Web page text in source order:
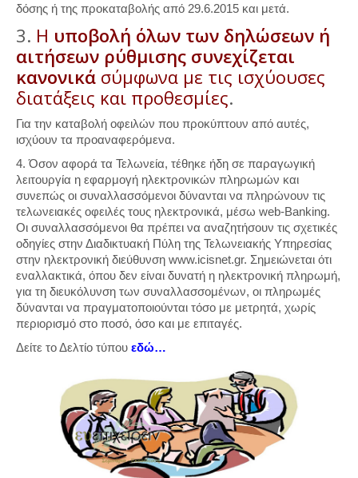
δόσης ή της προκαταβολής από 29.6.2015 και μετά.
3. Η υποβολή όλων των δηλώσεων ή
αιτήσεων ρύθμισης συνεχίζεται
κανονικά σύμφωνα με τις ισχύουσες
διατάξεις και προθεσμίες.
Για την καταβολή οφειλών που προκύπτουν από αυτές,
ισχύουν τα προαναφερόμενα.
4. Όσον αφορά τα Τελωνεία, τέθηκε ήδη σε παραγωγική
λειτουργία η εφαρμογή ηλεκτρονικών πληρωμών και
συνεπώς οι συναλλασσόμενοι δύνανται να πληρώνουν τις
τελωνειακές οφειλές τους ηλεκτρονικά, μέσω web-Banking.
Οι συναλλασσόμενοι θα πρέπει να αναζητήσουν τις σχετικές
οδηγίες στην Διαδικτυακή Πύλη της Τελωνειακής Υπηρεσίας
στην ηλεκτρονική διεύθυνση www.icisnet.gr. Σημειώνεται ότι
εναλλακτικά, όπου δεν είναι δυνατή η ηλεκτρονική πληρωμή,
για τη διευκόλυνση των συναλλασσομένων, οι πληρωμές
δύνανται να πραγματοποιούνται τόσο με μετρητά, χωρίς
περιορισμό στο ποσό, όσο και με επιταγές.
Δείτε το Δελτίο τύπου εδώ…